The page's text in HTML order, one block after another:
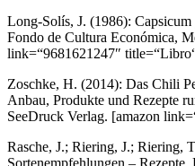
Long-Solís, J. (1986):
Fondo de Cultura Económica,
link=“9681621247″
Zoschke, H. (2014): Das Chili
Anbau, Produkte und Rezepte
SeeDruck Verlag. [amazon
Rasche, J.; Riering, J.; Riering,